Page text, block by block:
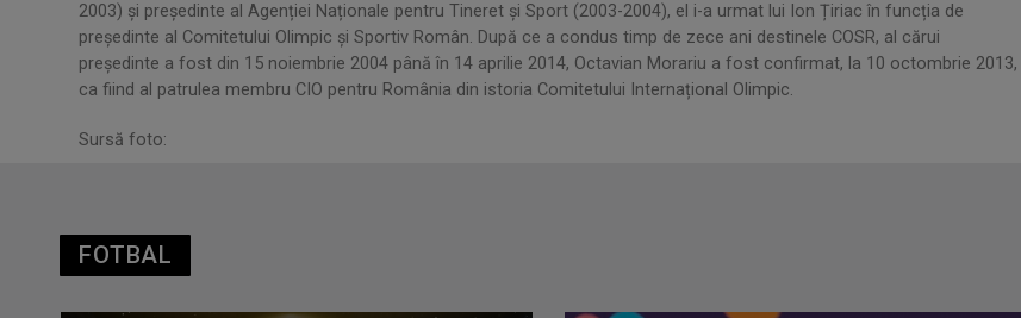
2003) și președinte al Agenției Naționale pentru Tineret și Sport (2003-2004), el i-a urmat lui Ion Țiriac în funcția de
președinte al Comitetului Olimpic și Sportiv Român. După ce a condus timp de zece ani destinele COSR, al cărui
președinte a fost din 15 noiembrie 2004 până în 14 aprilie 2014, Octavian Morariu a fost confirmat, la 10 octombrie 2013,
ca fiind al patrulea membru CIO pentru România din istoria Comitetului Internațional Olimpic.
Sursă foto:
FOTBAL